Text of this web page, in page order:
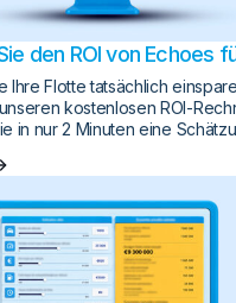
den ROI von Echoes
Ihre Flotte tatsächlich
kostenlosen ROI-
in nur 2 Minuten eine